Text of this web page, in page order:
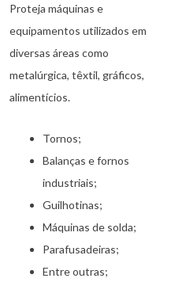
Proteja máquinas e
equipamentos utilizados em
diversas áreas como
metalúrgica, têxtil, gráficos,
alimentícios.
Tornos;
Balanças e fornos
industriais;
Guilhotinas;
Máquinas de solda;
Parafusadeiras;
Entre outras;